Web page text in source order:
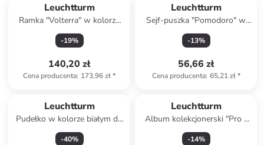
Leuchtturm
Ramka "Volterra" w kolorze
czarnym na kartę
kolekcjonerską - 17,5 x 12,5
-19%
140,20 zł
Cena producenta: 173,96 zł*
Leuchtturm
Sejf-puszka "Pomodoro" w
kolorze czerwonym - wys. 13
x Ø 10 cm
-13%
56,66 zł
Cena producenta: 65,21 zł*
Leuchtturm
Pudełko w kolorze białym do
kolekcjonowania korków -
39,5 x 3,8 x 33,8 cm
-40%
Leuchtturm
Album kolekcjonerski "Pro -
Gaming" w kolorze czerwono-
białym - 32,5 x 30 cm
-14%